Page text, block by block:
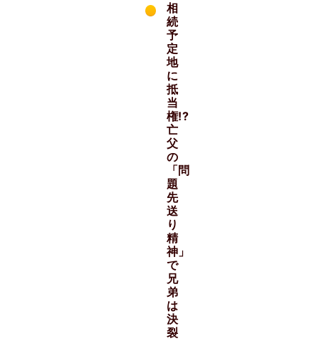
相
続
予
定
地
に
抵
当
権!?
亡
父
の
「問
題
先
送
り
精
神」
で
兄
弟
は
決
裂